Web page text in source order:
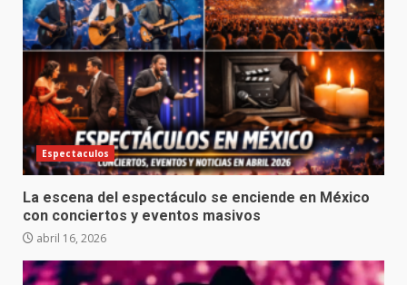
Espectaculos
La escena del espectáculo se enciende en México
con conciertos y eventos masivos
abril 16, 2026